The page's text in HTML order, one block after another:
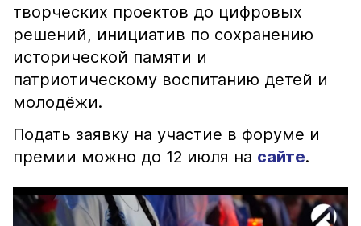
творческих проектов до цифровых
решений, инициатив по сохранению
исторической памяти и
патриотическому воспитанию детей и
молодёжи.
Подать заявку на участие в форуме и
премии можно до 12 июля на сайте.